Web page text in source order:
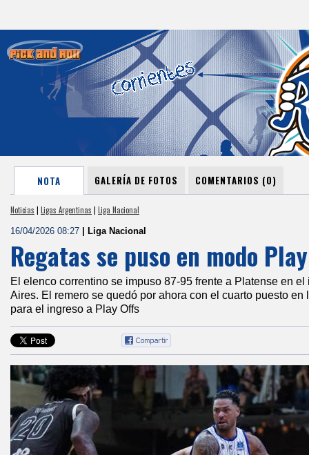
NOTA GALERÍA DE FOTOS COMENTARIOS (0)
Noticias | Ligas Argentinas | Liga Nacional
16/04/2026 08:27 | Liga Nacional
Regatas se puso en modo
El elenco correntino se impuso 87-95 frente a Platense en
Aires. El remero se quedó por ahora con el cuarto puesto en
para el ingreso a Play Offs